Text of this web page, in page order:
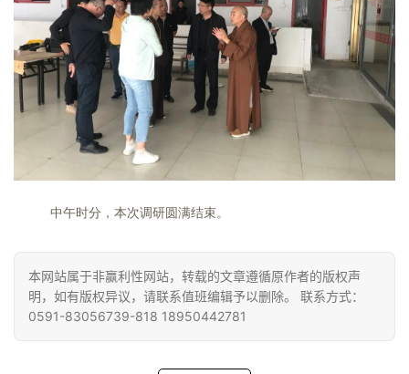
巡
礼
佛
教
艺
术
中午时分，本次调研圆满结束。
本网站属于非赢利性网站，转载的文章遵循原作者的版权声
明，如有版权异议，请联系值班编辑予以删除。 联系方式：
0591-83056739-818 18950442781